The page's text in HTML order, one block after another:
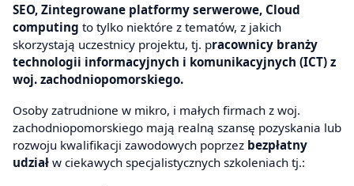
SEO, Zintegrowane platformy serwerowe, Cloud
computing to tylko niektóre z tematów, z jakich
skorzystają uczestnicy projektu, tj. pracownicy branży
technologii informacyjnych i komunikacyjnych (ICT) z
woj. zachodniopomorskiego.
Osoby zatrudnione w mikro, i małych firmach z woj.
zachodniopomorskiego mają realną szansę pozyskania lub
rozwoju kwalifikacji zawodowych poprzez bezpłatny
udział w ciekawych specjalistycznych szkoleniach tj.: